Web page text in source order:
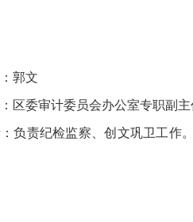
郭文
委审计委员会办公室专职副主
责纪检监察、创文巩卫工作。